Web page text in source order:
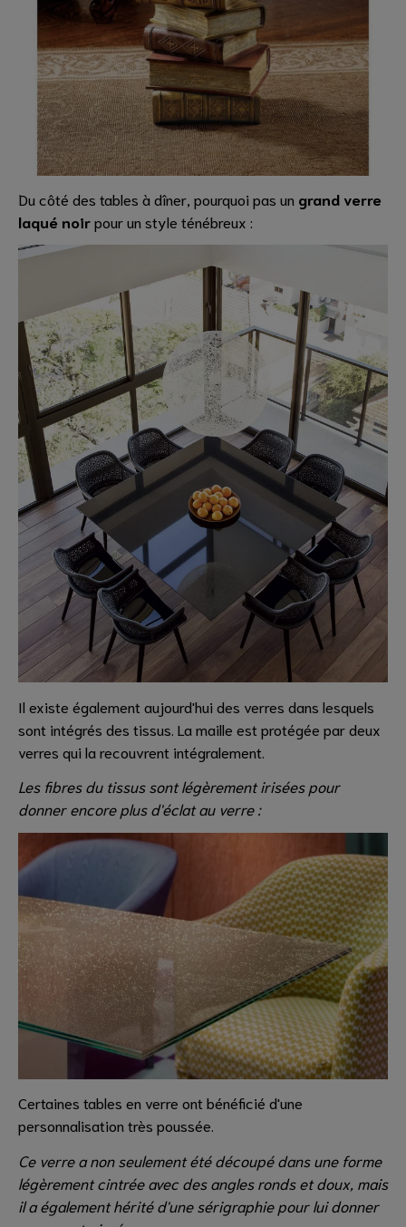
Du côté des tables à dîner, pourquoi pas un grand verre
laqué noirpour un style ténébreux :
Il existe également aujourd'hui des verres dans lesquels
sont intégrés des tissus. La maille est protégée par deux
verres qui la recouvrent intégralement.
Les fibres du tissus sont légèrement irisées pour
donner encore plus d'éclat au verre :
Certaines tables en verre ont bénéficié d'une
personnalisation très poussée.
Ce verre a non seulement été découpé dans une forme
légèrement cintrée avec des angles ronds et doux, mais
il a également hérité d'une sérigraphie pour lui donner